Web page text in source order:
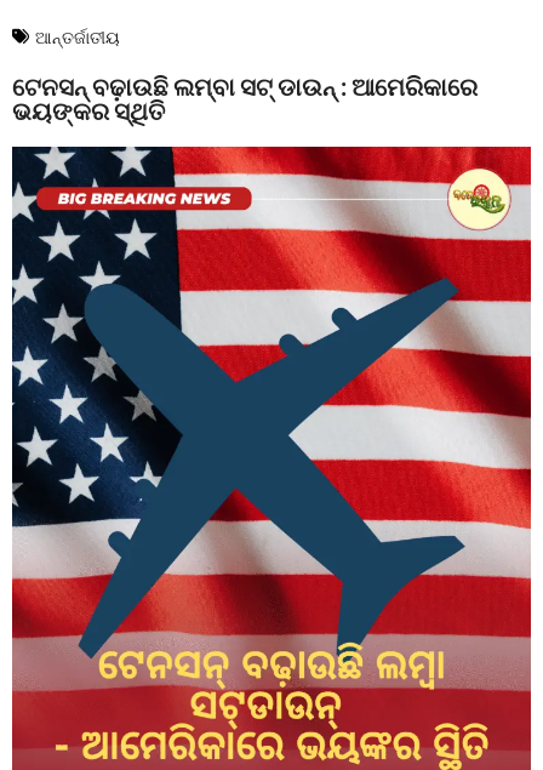
ଆନ୍ତର୍ଜାତୀୟ
ଟେନସନ୍‌ ବଢ଼ାଉଛି ଲମ୍ବା ସଟ୍‌ ଡାଉନ୍‌ : ଆମେରିକାରେ
ଭୟଙ୍କର ସ୍ଥିତି